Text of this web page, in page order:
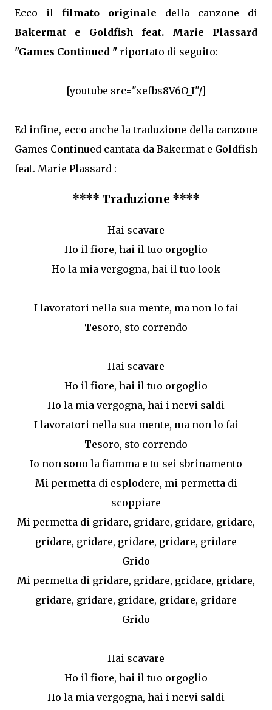
Ecco il filmato originale della canzone di
Bakermat e Goldfish feat. Marie Plassard
"Games Continued " riportato di seguito:
[youtube src="xefbs8V6O_I"/]
Ed infine, ecco anche la traduzione della canzone
Games Continued cantata da Bakermat e Goldfish
feat. Marie Plassard :
**** Traduzione ****
Hai scavare
Ho il fiore, hai il tuo orgoglio
Ho la mia vergogna, hai il tuo look
I lavoratori nella sua mente, ma non lo fai
Tesoro, sto correndo
Hai scavare
Ho il fiore, hai il tuo orgoglio
Ho la mia vergogna, hai i nervi saldi
I lavoratori nella sua mente, ma non lo fai
Tesoro, sto correndo
Io non sono la fiamma e tu sei sbrinamento
Mi permetta di esplodere, mi permetta di
scoppiare
Mi permetta di gridare, gridare, gridare, gridare,
gridare, gridare, gridare, gridare, gridare
Grido
Mi permetta di gridare, gridare, gridare, gridare,
gridare, gridare, gridare, gridare, gridare
Grido
Hai scavare
Ho il fiore, hai il tuo orgoglio
Ho la mia vergogna, hai i nervi saldi